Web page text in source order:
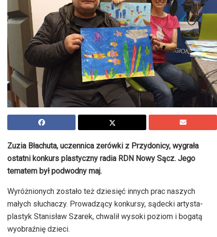
Zuzia Błachuta, uczennica zerówki z Przydonicy, wygrała
ostatni konkurs plastyczny radia RDN Nowy Sącz. Jego
tematem był podwodny maj.
Wyróżnionych zostało też dziesięć innych prac naszych
małych słuchaczy. Prowadzący konkursy, sądecki artysta-
plastyk Stanisław Szarek, chwalił wysoki poziom i bogatą
wyobraźnię dzieci.